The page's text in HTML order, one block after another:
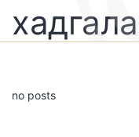
no posts